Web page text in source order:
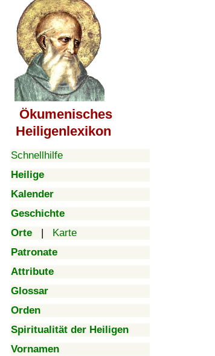
Ökumenisches
Heiligenlexikon
Schnellhilfe
Heilige
Kalender
Geschichte
Orte | Karte
Patronate
Attribute
Glossar
Orden
Spiritualität der Heiligen
Vornamen